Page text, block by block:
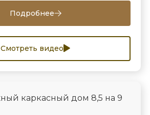
Подробнее
Смотреть видео